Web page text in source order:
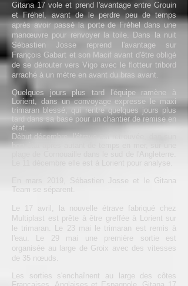
Gitana 17 vole et prend l'avantage entre Grouin
et Fréhel, avant de le perdre peu de temps
après avoir passé la porte de Fréhel dans une
manœuvre pour renvoyer la toile. Dans la nuit
Sébastien Josse reprend l'avantage sur
François Gabart et son Macif avant d'être obligé
de se dérouter vers Vigo avec le flotteur tribord
arraché à un mètre en avant du bras avant.
Quelques jours plus tard l'équipe ramène à
Lorient, dans un convoyage expresse le maxi
trimaran blessé, qui rentre quelques jours plus
tard dans sa base pour un chantier de remise en
état.
Début décembre, l'étrave est retrouvée, dan sun
bon état après autant de temps en mer, sur une
Le 11 décembre elle est à Lorient pour analyse.
En mars 2019, Sébastien Josse et le Gitana
Team se séparent.
Le 17 avril, la nouvelle étrave fabriqué chez
Multiplast est prête à être greffée à Lorient sur
le trimaran. Le 23 mai le trimaran est remis à
l'eau. Le 29 mai une première sortie est
organisée au large de Groix avec des vitesses
de 35 nœuds.
Les sorties s'enchaînent au large des côtes